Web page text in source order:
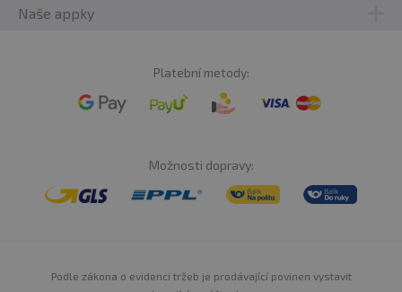
Naše appky
Platební metody:
Možnosti dopravy:
Podle zákona o evidenci tržeb je prodávající povinen vystavit